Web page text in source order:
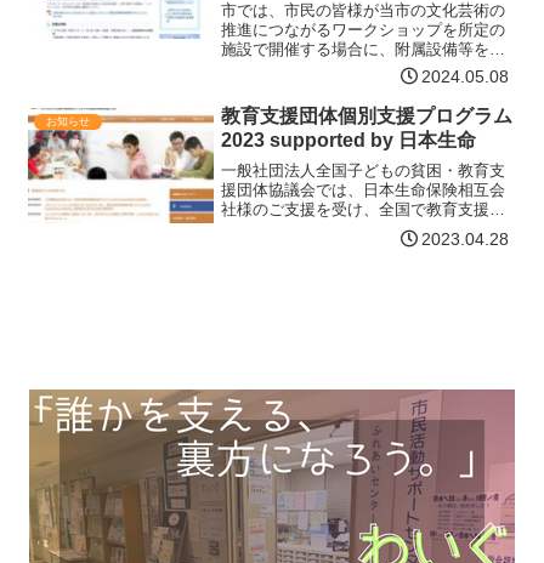
市では、市民の皆様が当市の文化芸術の
推進につながるワークショップを所定の
施設で開催する場合に、附属設備等を含
む施設使用料を全額免除するなどの支援
を行います。ここでの「ワークショッ
プ」とは、参加者が主体的に文化芸術を
体験し、共同で創作する勉強…【詳細は
コチラ】
2024.05.08
お知らせ
教育支援団体個別支援プログラム
2023 supported by 日本生命
一般社団法人全国子どもの貧困・教育支
援団体協議会では、日本生命保険相互会
社様のご支援を受け、全国で教育支援活
動を続ける団体のみなさまが抱える個別
具体的な課題解決のための伴走支援プロ
2023.04.28